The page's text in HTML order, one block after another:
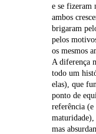
e se fizeram
ambos
brigaram
pelos
os mesmos
A diferença
todo um
elas), que
ponto de
referência (e
maturidade),
mas